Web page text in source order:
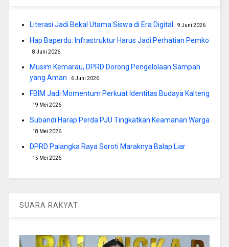
Literasi Jadi Bekal Utama Siswa di Era Digital 9 Juni 2026
Hap Baperdu: Infrastruktur Harus Jadi Perhatian Pemko
8 Juni 2026
Musim Kemarau, DPRD Dorong Pengelolaan Sampah
yang Aman
6 Juni 2026
FBIM Jadi Momentum Perkuat Identitas Budaya Kalteng
19 Mei 2026
Subandi Harap Perda PJU Tingkatkan Keamanan Warga
18 Mei 2026
DPRD Palangka Raya Soroti Maraknya Balap Liar
15 Mei 2026
SUARA RAKYAT